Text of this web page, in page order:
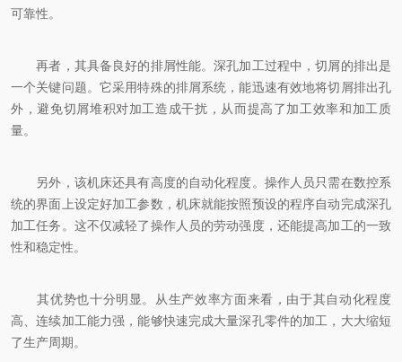
可靠性。
再者，其具备良好的排屑性能。深孔加工过程中，切屑的排出是
一个关键问题。它采用特殊的排屑系统，能迅速有效地将切屑排出孔
外，避免切屑堆积对加工造成干扰，从而提高了加工效率和加工质
量。
另外，该机床还具有高度的自动化程度。操作人员只需在数控系
统的界面上设定好加工参数，机床就能按照预设的程序自动完成深孔
加工任务。这不仅减轻了操作人员的劳动强度，还能提高加工的一致
性和稳定性。
其优势也十分明显。从生产效率方面来看，由于其自动化程度
高、连续加工能力强，能够快速完成大量深孔零件的加工，大大缩短
了生产周期。